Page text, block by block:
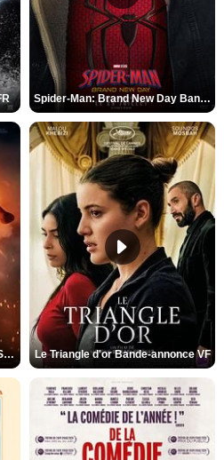
Spider-Man: Brand New Day Bande-annonce VO STFR
L'Odyssée Bande-annonce VO STFR Le Triangle d'or Bande-annonce VF